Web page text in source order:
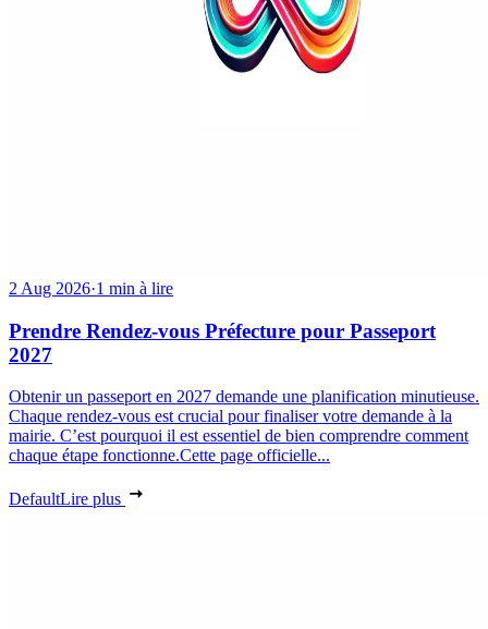
2 Aug 2026·1 min à lire
Prendre Rendez-vous Préfecture pour Passeport
2027
Obtenir un passeport en 2027 demande une planification minutieuse.
Chaque rendez-vous est crucial pour finaliser votre demande à la
mairie. C’est pourquoi il est essentiel de bien comprendre comment
chaque étape fonctionne.Cette page officielle...
DefaultLire plus